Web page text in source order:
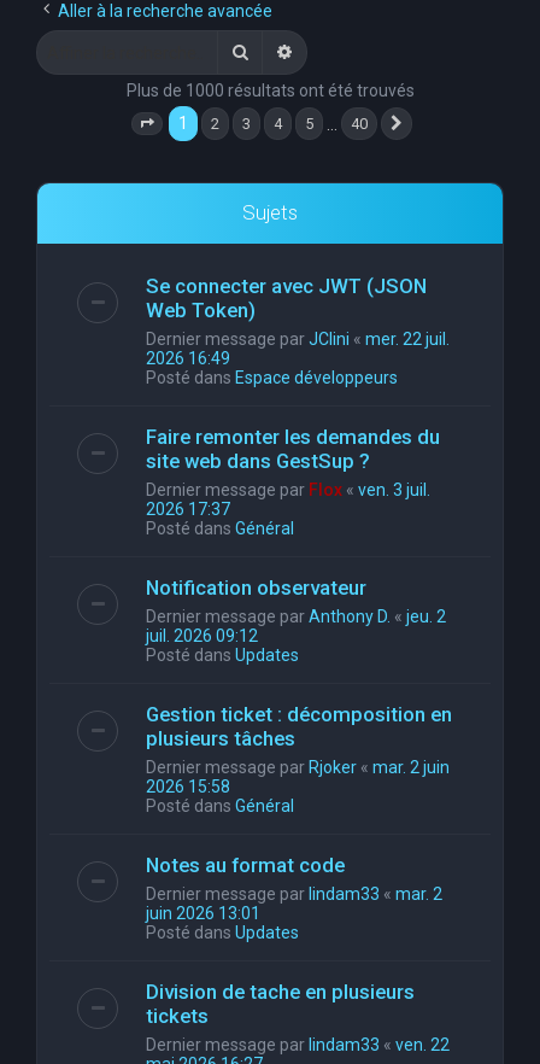
Aller à la recherche avancée
RechercherRecherche avancée
Plus de 1000 résultats ont été trouvés
Page 1 sur40
1 2 3 4 5 40
Sujets
Se connecter avec JWT (JSON
Web Token)
Dernier message parJClini « mer. 22 juil.
2026 16:49
Posté dans Espace développeurs
Faire remonter les demandes du
site web dans GestSup ?
Dernier message par Flox « ven. 3 juil.
2026 17:37
Posté dans Général
Notification observateur
Dernier message parAnthony D. « jeu. 2
juil. 2026 09:12
Posté dans Updates
Gestion ticket : décomposition en
plusieurs tâches
Dernier message par Rjoker « mar. 2 juin
2026 15:58
Posté dans Général
Notes au format code
Dernier message par lindam33 « mar. 2
juin 2026 13:01
Posté dans Updates
Division de tache en plusieurs
tickets
Dernier message par lindam33 « ven. 22